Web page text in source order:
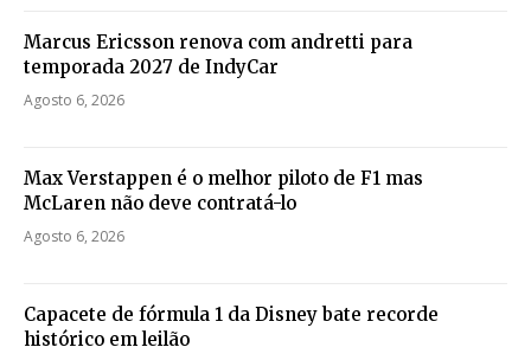
Marcus Ericsson renova com andretti para
temporada 2027 de IndyCar
Agosto 6, 2026
Max Verstappen é o melhor piloto de F1 mas
McLaren não deve contratá-lo
Agosto 6, 2026
Capacete de fórmula 1 da Disney bate recorde
histórico em leilão